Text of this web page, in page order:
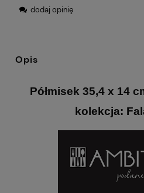
dodaj opinię
Opis
Półmisek 35,4 x 14
kolekcja: